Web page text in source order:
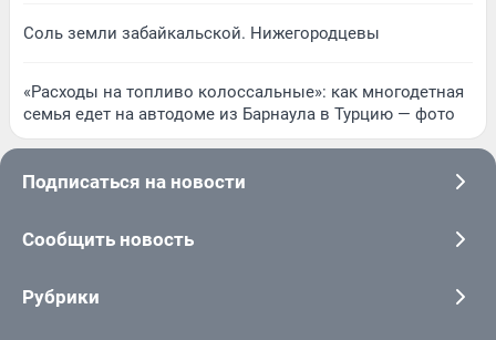
Соль земли забайкальской. Нижегородцевы
«Расходы на топливо колоссальные»: как многодетная
семья едет на автодоме из Барнаула в Турцию — фото
Подписаться на новости
Сообщить новость
Рубрики